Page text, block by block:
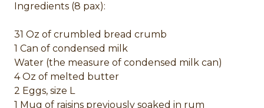
Ingredients (8 pax):
31 Oz of crumbled bread crumb
1 Can of condensed milk
Water (the measure of condensed milk can)
4 Oz of melted butter
2 Eggs, size L
1 Mug of raisins previously soaked in rum